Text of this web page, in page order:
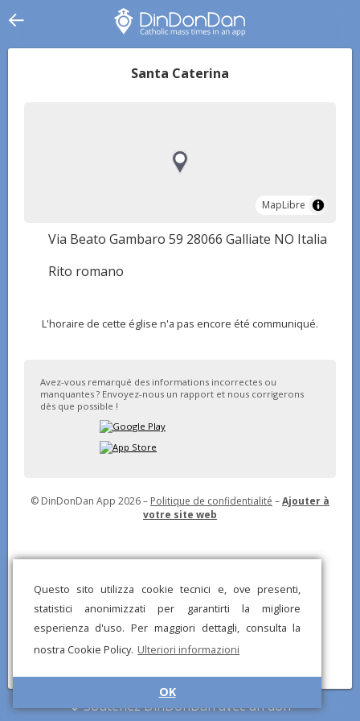
Questo sito utilizza cookie tecnici e, ove presenti,
statistici anonimizzati per garantirti la migliore
esperienza d'uso. Per maggiori dettagli, consulta la
nostra Cookie Policy. Ulteriori informazioni
OK
Santa Caterina
MapLibre
MapLibre
Via Beato Gambaro 59 28066 Galliate NO Italia
Rito romano
L'horaire de cette église n'a pas encore été communiqué.
Avez-vous remarqué des informations incorrectes ou
manquantes ? Envoyez-nous un rapport et nous corrigerons
dès que possible !
© DinDonDan App 2026 – Politique de confidentialité –Ajouter à
votre site web
Soutenez DinDonDan avec un don